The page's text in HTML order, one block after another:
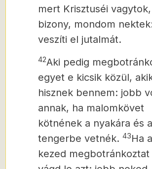
mert Krisztuséi vagytok,
bizony, mondom
veszíti el jutalmát.
42Aki pedig
egyet e kicsik közül,
hisznek bennem: jobb
annak, ha malomkövet
kötnének a nyakára és a
tengerbe vetnék. 43Ha a
kezed megbotránkoztat